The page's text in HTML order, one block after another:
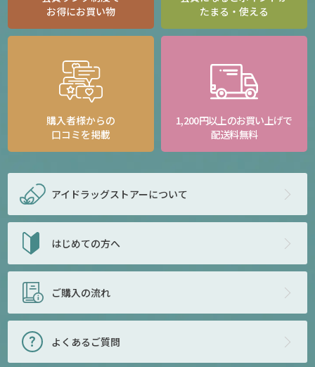
お得にお買い物
たまる・使える
購入者様からの
口コミを掲載
1,200円以上のお買い上げで
配送料無料
アイドラッグストアーについて
はじめての方へ
ご購入の流れ
よくあるご質問